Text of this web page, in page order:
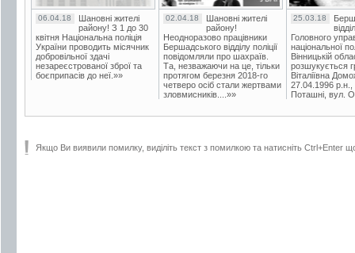
06.04.18
Шановні жителі
району! З 1 до 30
квітня Національна поліція
України проводить місячник
добровільної здачі
незареєстрованої зброї та
боєприпасів до неї.»»
02.04.18
Шановні жителі
району!
Неодноразово працівники
Бершадського відділу поліції
повідомляли про шахраїв.
Та, незважаючи на це, тільки
протягом березня 2018-го
четверо осіб стали жертвами
зловмисників....»»
25.03.18
Головного
національної
Вінницькій
розшукується
Віталіївна
27.04.1996 р.н.,
Поташні, вул.
Якщо Ви виявили помилку, виділіть текст з помилкою та натисніть Ctrl+Enter